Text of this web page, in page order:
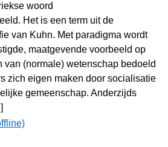
woord
Het is een term uit de
van Kuhn. Met paradigma wordt
maatgevende voorbeeld op
van (normale) wetenschap bedoeld
zich eigen maken door socialisatie
gemeenschap. Anderzijds